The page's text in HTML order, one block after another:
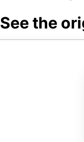
See the